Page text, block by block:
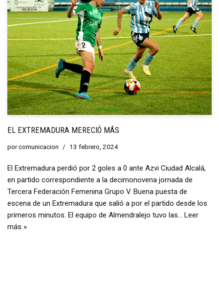
EL EXTREMADURA MERECIÓ MÁS
porcomunicacion 13 febrero, 2024
El Extremadura perdió por 2 goles a 0 ante Azvi Ciudad Alcalá,
en partido correspondiente a la decimonovena jornada de
Tercera Federación Femenina Grupo V. Buena puesta de
escena de un Extremadura que salió a por el partido desde los
primeros minutos. El equipo de Almendralejo tuvo las… Leer
más »